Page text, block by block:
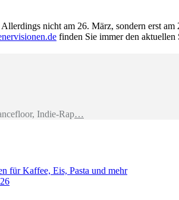
nicht am 26. März, sondern erst
finden Sie immer den
Indie-Rap…
für Kaffee, Eis, Pasta und mehr